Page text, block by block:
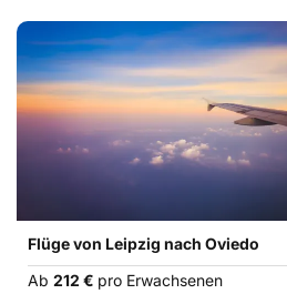
Flüge von Leipzig nach Oviedo
Ab 212 € pro Erwachsenen